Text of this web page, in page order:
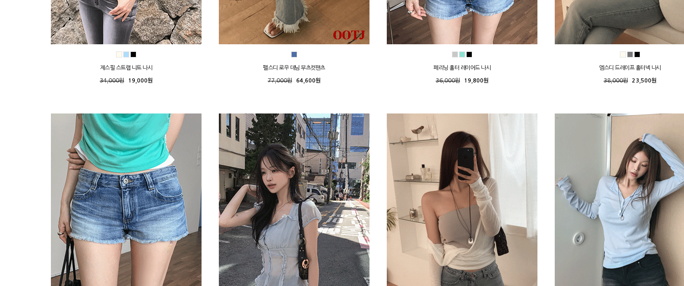
제스필 스트랩 니트 나시
34,000원 19,000원
펠스디 로우 데님 부츠컷팬츠
77,000원 64,600원
페리닝 홀터 레이어드 나시
36,000원 19,800원
엠스디 드레이프 홀터넥 나시
38,000원 23,500원